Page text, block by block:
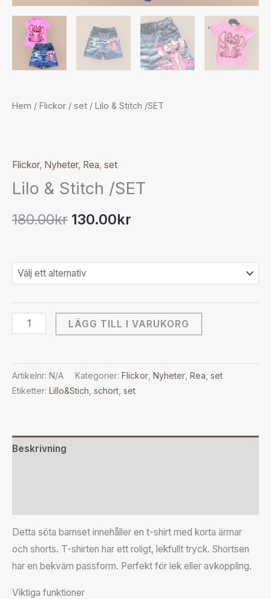
Hem / Flickor / set / Lilo & Stitch /SET
Flickor, Nyheter, Rea, set
Lilo & Stitch /SET
180.00kr 130.00kr
LÄGG TILL I VARUKORG
Artikelnr: N/A Kategorier: Flickor, Nyheter, Rea, set
Etiketter: Lillo&Stich, schort, set
Beskrivning
Detta söta barnset innehåller en t-shirt med korta ärmar
och shorts. T-shirten har ett roligt, lekfullt tryck. Shortsen
har en bekväm passform. Perfekt för lek eller avkoppling.
Viktiga funktioner